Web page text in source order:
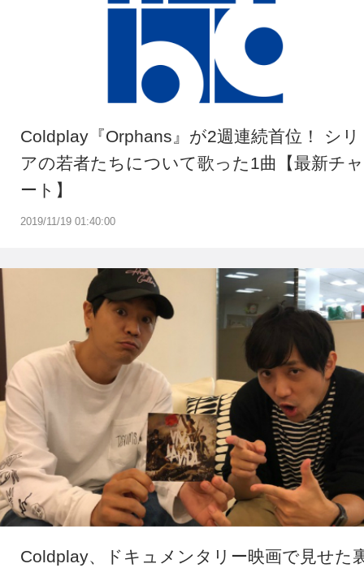
2019/11/19 01:40:00
Coldplay『Orphans』が2週連続首位！ シリ
アの若者たちについて歌った1曲【最新チャ
ート】
Coldplay、ドキュメンタリー映画で見せた